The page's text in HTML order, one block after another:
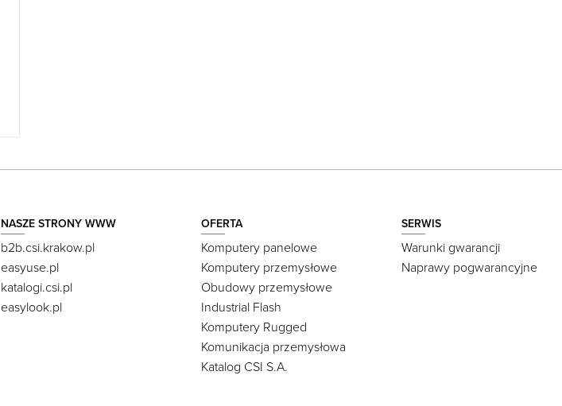
NASZE STRONY WWW
b2b.csi.krakow.pl
easyuse.pl
katalogi.csi.pl
easylook.pl
OFERTA
Komputery panelowe
Komputery przemysłowe
Obudowy przemysłowe
Industrial Flash
Komputery Rugged
Komunikacja przemysłowa
Katalog CSI S.A.
SERWIS
Warunki gwarancji
Naprawy pogwarancyjne